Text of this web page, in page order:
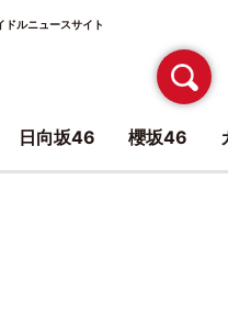
ルニュースサイト
日向坂46 櫻坂46